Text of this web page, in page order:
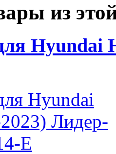
из
Hyundai